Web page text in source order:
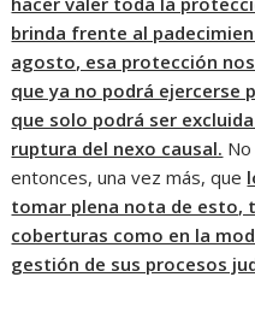
brinda frente al
agosto, esa protección
que ya no podrá ejercerse
que solo podrá ser
ruptura del nexo causal.
entonces, una vez más, que
tomar plena nota de esto,
coberturas como en la
gestión de sus procesos